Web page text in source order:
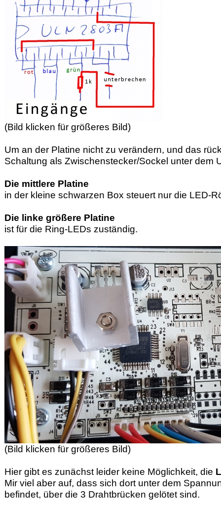
(Bild klicken für größeres Bild)
Um an der Platine nicht zu verändern, und das
Schaltung als Zwischenstecker/Sockel unter dem
Die mittlere Platine
in der kleine schwarzen Box steuert nur die LED-
Die linke größere Platine
ist für die Ring-LEDs zuständig.
(Bild klicken für größeres Bild)
Hier gibt es zunächst leider keine Möglichkeit, die
Mir viel aber auf, dass sich dort unter dem
befindet, über die 3 Drahtbrücken gelötet sind.